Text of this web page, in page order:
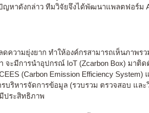
ญหาดังกล่าว ทีมวิจัยจึงได้พัฒนาแพลตฟอร์ม
ามยุ่งยาก ทำให้องค์กรสามารถเห็นภาพร
ะมีการนำอุปกรณ์ IoT (Zcarbon Box) มาติ
(Carbon Emission Efficiency
ริหารจัดการข้อมูล (รวบรวม ตรวจสอบ และ
ประสิทธิภาพ